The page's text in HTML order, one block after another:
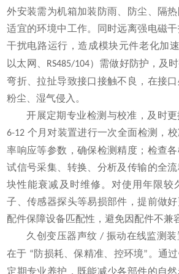
外安装需为机箱加装防雨、防尘、隔
适宜的环境中工作。同时远离强电磁
干扰电路运行，造成模块元件老化加
以太网、 RS485/104）需做好防护，及
弯折、拉扯导致接口接触不良，在接
粉尘、湿气侵入。
开展定期专业检测与校准，及时
6-12 个月对装置进行一次全面检测，
率响应等参数，确保检测精度；检查
试信号采集、转换、分析及传输的全
块性能衰减及时维修。对使用年限较
子、传感器探头等易损部件，提前做
配件保障设备匹配性，避免因配件不兼
久创变压器声纹 / 振动在线监测
在于 “防损耗、保精准、控环境” 。通
定期专业养护，既能减少各部件的自